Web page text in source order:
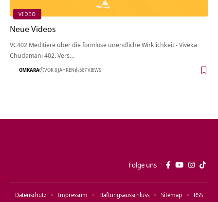
VIDEO
Neue Videos
VC402 Meditiere über die formlose unendliche Wirklichkeit - Viveka
Chudamani 402. Vers…
OMKARA VOR 8 JAHREN 567 VIEWS
Folge uns
Datenschutz Impressum Haftungsausschluss Sitemap RSS